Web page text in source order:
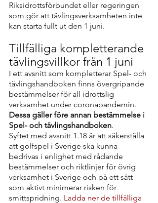
Riksidrottsförbundet eller regeringen
som gör att tävlingsverksamheten inte
kan starta fullt ut den 1 juni.
Tillfälliga kompletterande
tävlingsvillkor från 1 juni
I ett avsnitt som kompletterar Spel- och
tävlingshandboken finns övergripande
bestämmelser för all idrottslig
verksamhet under coronapandemin.
Dessa gäller före annan bestämmelse i
Spel- och tävlingshandboken.
Syftet med avsnitt 1.18 är att säkerställa
att golfspel i Sverige ska kunna
bedrivas i enlighet med rådande
bestämmelser och riktlinjer för övrig
verksamhet i Sverige och på ett sätt
som aktivt minimerar risken för
smittspridning. Ladda ner de tillfälliga